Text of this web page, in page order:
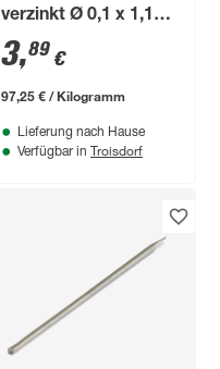
verzinkt Ø 0,1 x 1,1
cm
3,89 €
97,25 € / Kilogramm
Lieferung nach Hause
Verfügbar in Troisdorf